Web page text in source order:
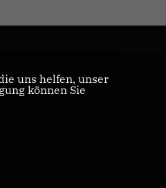
uns helfen, unser
können Sie